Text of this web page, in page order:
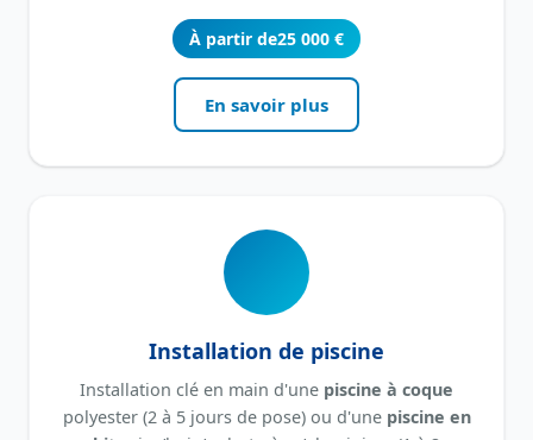
À partir de25 000 €
En savoir plus
Installation de piscine
Installation clé en main d'une piscine à coque
polyester (2 à 5 jours de pose) ou d'une piscine en